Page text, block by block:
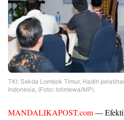
TKI: Sekda Lombok Timur, Hadiri
Indonesia, (Foto: Istimewa/MP).
MANDALIKAPOST.com—